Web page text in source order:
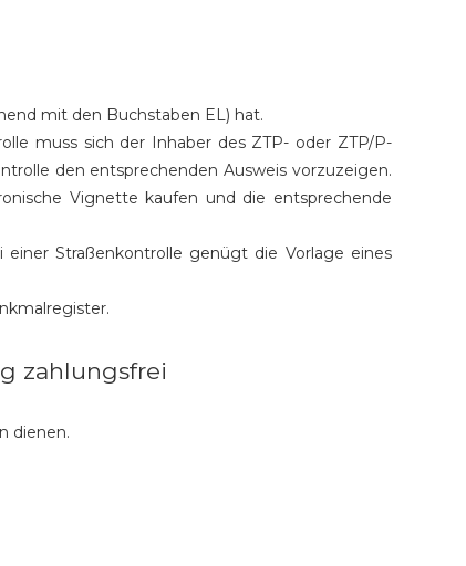
mit den Buchstaben EL) hat.
muss sich der Inhaber des ZTP- oder ZTP/P-
den entsprechenden Ausweis vorzuzeigen.
Vignette kaufen und die entsprechende
Straßenkontrolle genügt die Vorlage eines
zahlungsfrei
dienen.